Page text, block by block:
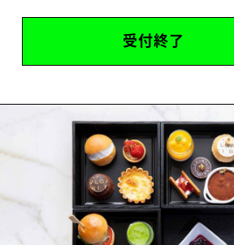
受付終了